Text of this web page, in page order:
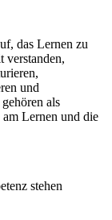
das Lernen zu
verstanden,
und
als
am Lernen und die
stehen